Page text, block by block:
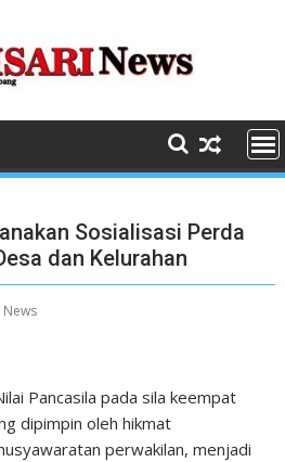
Sosialisasi Perda
dan Kelurahan
Pancasila pada sila keempat
dipimpin oleh hikmat
perwakilan, menjadi